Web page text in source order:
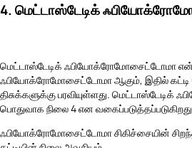
4. மெட்டாஸ்டேடிக்
மெட்டாஸ்டேடிக் ஃபியோக்ரோமோசைட்டோமா
ஃபியோக்ரோமோசைட்டோமா ஆகும், இதில் கட்டி
திசுக்களுக்கு பரவியுள்ளது.
பொதுவாக நிலை 4 என
ஃபியோக்ரோமோசைட்டோமா சிகிச்சையின்